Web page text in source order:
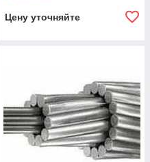
Цену уточняйте